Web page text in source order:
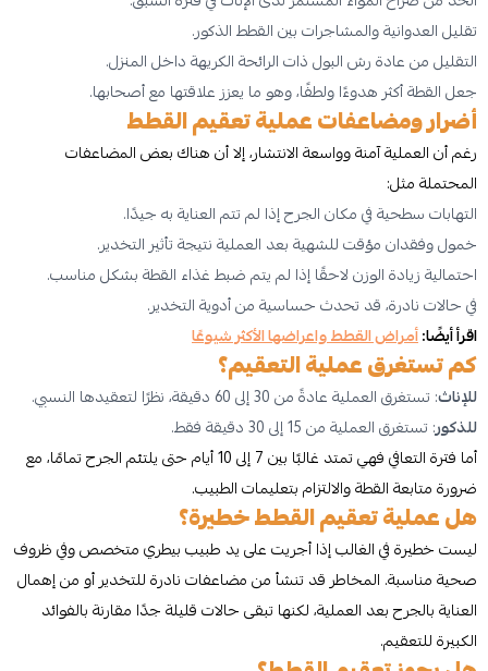
تقليل العدوانية والمشاجرات بين القطط الذكور.
التقليل من عادة رش البول ذات الرائحة الكريهة داخل المنزل.
جعل القطة أكثر هدوءًا ولطفًا، وهو ما يعزز علاقتها مع أصحابها.
أضرار ومضاعفات عملية تعقيم القطط
رغم أن العملية آمنة وواسعة الانتشار، إلا أن هناك بعض المضاعفات
المحتملة مثل:
التهابات سطحية في مكان الجرح إذا لم تتم العناية به جيدًا.
خمول وفقدان مؤقت للشهية بعد العملية نتيجة تأثير التخدير.
احتمالية زيادة الوزن لاحقًا إذا لم يتم ضبط غذاء القطة بشكل مناسب.
في حالات نادرة، قد تحدث حساسية من أدوية التخدير.
اقرأ أيضًا:أمراض القطط واعراضها الأكثر شيوعًا
كم تستغرق عملية التعقيم؟
للإناث: تستغرق العملية عادةً من 30 إلى 60 دقيقة، نظرًا لتعقيدها النسبي.
للذكور: تستغرق العملية من 15 إلى 30 دقيقة فقط.
أما فترة التعافي فهي تمتد غالبًا بين 7 إلى 10 أيام حتى يلتئم الجرح تمامًا، مع
ضرورة متابعة القطة والالتزام بتعليمات الطبيب.
هل عملية تعقيم القطط خطيرة؟
ليست خطيرة في الغالب إذا أجريت على يد طبيب بيطري متخصص وفي ظروف
صحية مناسبة. المخاطر قد تنشأ من مضاعفات نادرة للتخدير أو من إهمال
العناية بالجرح بعد العملية، لكنها تبقى حالات قليلة جدًا مقارنة بالفوائد
الكبيرة للتعقيم.